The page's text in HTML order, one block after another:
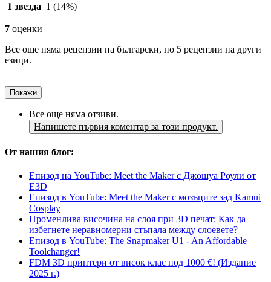
1 звезда 1 (14%)
7 оценки
Все още няма рецензии на български, но 5 рецензии на други
езици.
Покажи
Все още няма отзиви.
Напишете първия коментар за този продукт.
От нашия блог:
Епизод на YouTube: Meet the Maker с Джошуа Роули от
E3D
Епизод в YouTube: Meet the Maker с мозъците зад Kamui
Cosplay
Променлива височина на слоя при 3D печат: Как да
избегнете неравномерни стъпала между слоевете?
Епизод в YouTube: The Snapmaker U1 - An Affordable
Toolchanger!
FDM 3D принтери от висок клас под 1000 €! (Издание
2025 г.)